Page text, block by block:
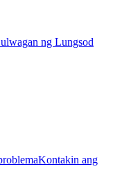
ng Lungsod
Kontakin ang